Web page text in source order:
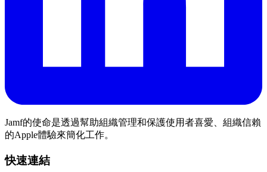
Jamf的使命是透過幫助組織管理和保護使用者喜愛、組織信賴
的Apple體驗來簡化工作。
快速連結